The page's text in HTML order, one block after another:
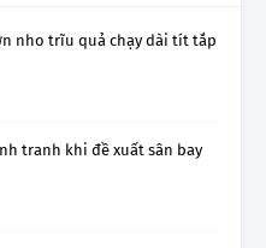
nho trĩu quả chạy dài tít tắp
tranh khi đề xuất sân bay